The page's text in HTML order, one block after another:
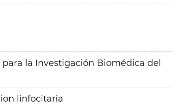
la Investigación Biomédica del
linfocitaria